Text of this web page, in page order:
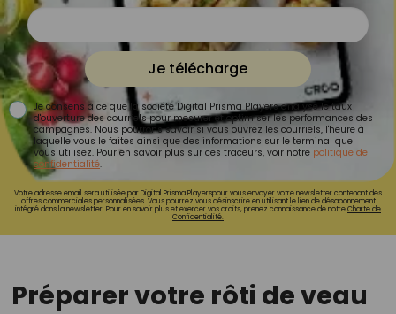
Je télécharge
Je consens à ce que la société Digital Prisma Players analyse le taux
d'ouverture des courriels pour mesurer et optimiser les performances des
campagnes. Nous pourrons savoir si vous ouvrez les courriels, l'heure à
laquelle vous le faites ainsi que des informations sur le terminal que
vous utilisez. Pour en savoir plus sur ces traceurs, voir notre politique de
confidentialité.
Votre adresse email sera utilisée par Digital Prisma Playerspour vous envoyer votre newsletter contenant des
offres commerciales personnalisées. Vous pourrez vous désinscrire en utilisant le lien de désabonnement
intégré dans la newsletter. Pour en savoir plus et exercer vos droits, prenez connaissance de notreCharte de
Confidentialité.
Préparer votre rôti de veau